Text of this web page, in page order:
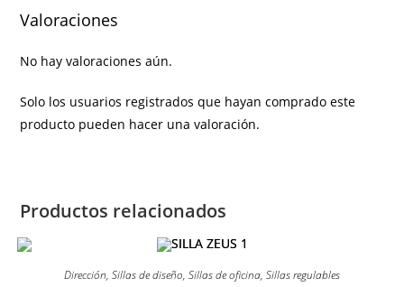
Valoraciones
No hay valoraciones aún.
Solo los usuarios registrados que hayan comprado este
producto pueden hacer una valoración.
Productos relacionados
Dirección, Sillas de diseño, Sillas de oficina, Sillas regulables